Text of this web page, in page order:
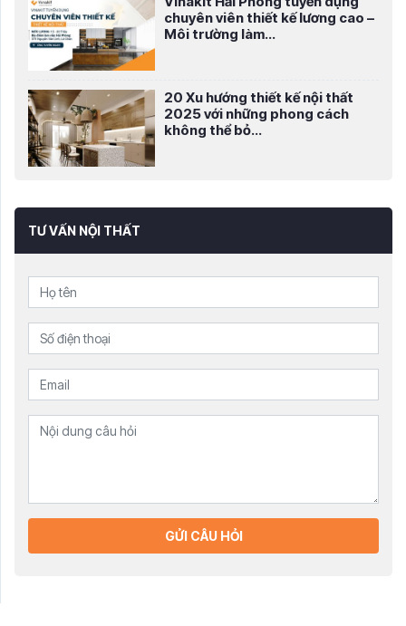
chuyên viên thiết kế lương cao –
Môi trường làm...
20 Xu hướng thiết kế nội thất
2025 với những phong cách
không thể bỏ...
TƯ VẤN NỘI THẤT
GỬI CÂU HỎI